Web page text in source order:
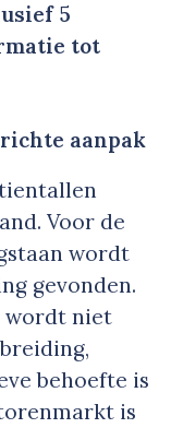
5
tot
aanpak
Voor de
wordt
gevonden.
wordt niet
behoefte is
is